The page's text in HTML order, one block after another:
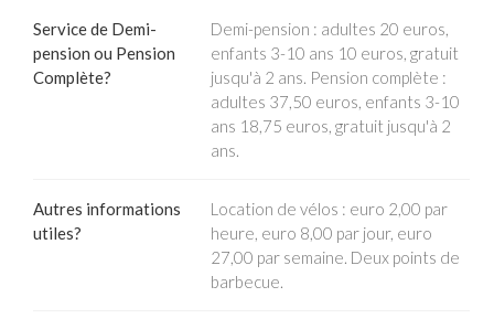
Service de Demi-
pension ou Pension
Complète?
Demi-pension : adultes 20 euros,
enfants 3-10 ans 10 euros, gratuit
jusqu'à 2 ans. Pension complète :
adultes 37,50 euros, enfants 3-10
ans 18,75 euros, gratuit jusqu'à 2
ans.
Autres informations
utiles?
Location de vélos : euro 2,00 par
heure, euro 8,00 par jour, euro
27,00 par semaine. Deux points de
barbecue.